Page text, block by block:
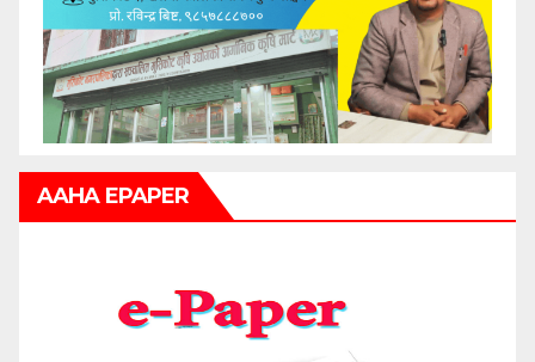
AAHA EPAPER